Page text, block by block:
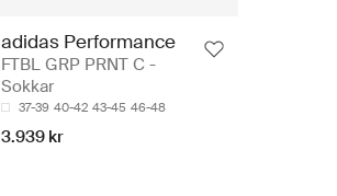
adidas Performance
FTBL GRP PRNT C -
Sokkar
37-39 40-42 43-45 46-48
3.939 kr